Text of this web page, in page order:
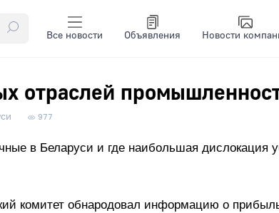
Все новости Объявления Новости
отраслей
977
в Беларуси и где наибольшая дислокация
комитет обнародовал информацию о